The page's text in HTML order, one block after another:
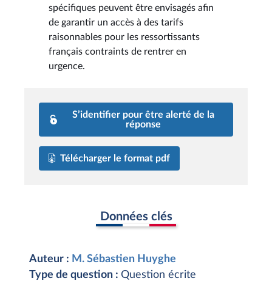
spécifiques peuvent être envisagés afin
de garantir un accès à des tarifs
raisonnables pour les ressortissants
français contraints de rentrer en
urgence.
S’identifier pour être alerté de la
réponse
Télécharger le format pdf
Données clés
Auteur : M. Sébastien Huyghe
Type de question : Question écrite